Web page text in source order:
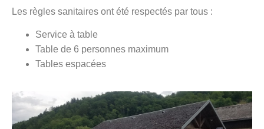
Les règles sanitaires ont été respectés par tous :
Service à table
Table de 6 personnes maximum
Tables espacées